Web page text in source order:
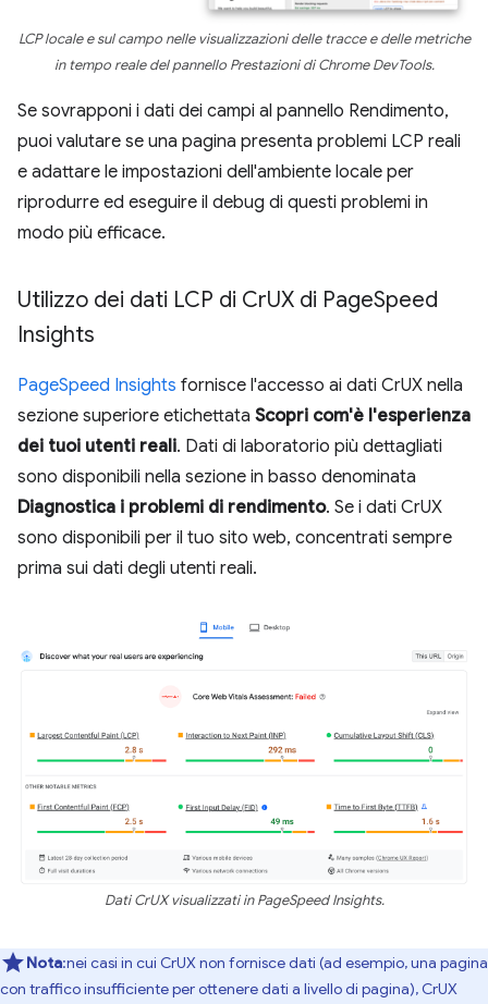
LCP locale e sul campo nelle visualizzazioni delle tracce e delle metriche
in tempo reale del pannello Prestazioni di Chrome DevTools.
Se sovrapponi i dati dei campi al pannello Rendimento,
puoi valutare se una pagina presenta problemi LCP reali
e adattare le impostazioni dell'ambiente locale per
riprodurre ed eseguire il debug di questi problemi in
modo più efficace.
Utilizzo dei dati LCP di CrUX di PageSpeed
Insights
PageSpeed Insights fornisce l'accesso ai dati CrUX nella
sezione superiore etichettata Scopri com'è l'esperienza
dei tuoi utenti reali. Dati di laboratorio più dettagliati
sono disponibili nella sezione in basso denominata
Diagnostica i problemi di rendimento. Se i dati CrUX
sono disponibili per il tuo sito web, concentrati sempre
prima sui dati degli utenti reali.
Dati CrUX visualizzati in PageSpeed Insights.
Nota:nei casi in cui CrUX non fornisce dati (ad esempio, una pagina
con traffico insufficiente per ottenere dati a livello di pagina), CrUX